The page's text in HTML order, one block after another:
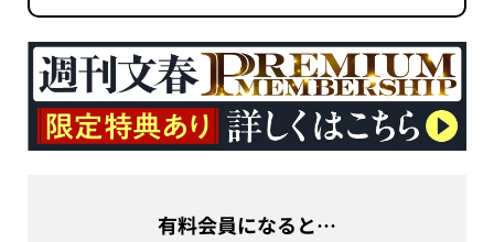
有料会員になると…